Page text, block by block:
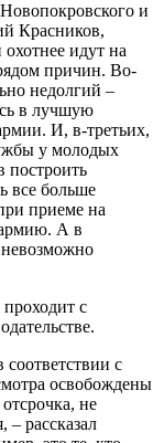
и
Красников,
идут на
причин. Во-
недолгий –
в лучшую
И, в-третьих,
у молодых
построить
все больше
приеме на
А в
с
с
освобождены
не
– рассказал